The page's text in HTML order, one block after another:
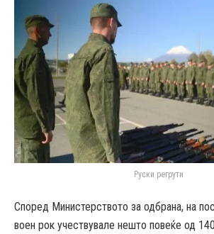
Руски регрути
Според Министерството за одбрана, на
воен рок учествувале нешто повеќе од